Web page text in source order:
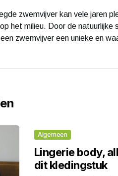
zwemvijver kan vele jaren
het milieu. Door de natuurlijke
zwemvijver een unieke en
Algemeen
Lingerie body,
dit kledingstuk